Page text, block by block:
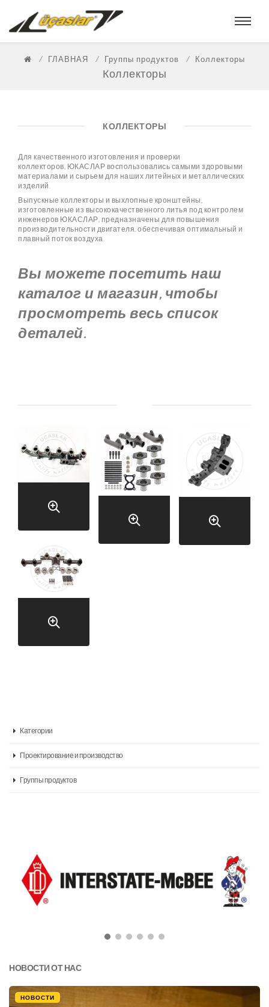
ГЛАВНАЯ Группы продуктов Коллекторы
Коллекторы
КОЛЛЕКТОРЫ
Для качественного изготовления и проверки
коллекторов, ЮКАСЛАР воспользовались самыми здоровыми
материалами и сырьем для наших литейных и металлических
изделий.
Выпускные коллекторы и выхлопные кронштейны,
изготовленные из высококачественного литья под контролем
инженеров ЮКАСЛАР, предназначены для повышения
производительности двигателя, обеспечивая оптимальный и
плавный поток воздуха.
Вы можете посетить наш
каталог и магазин, чтобы
просмотреть весь список
деталей.
Категории
Проектирование и производство
Группы продуктов
НОВОСТИ ОТ НАС
НОВОСТИ